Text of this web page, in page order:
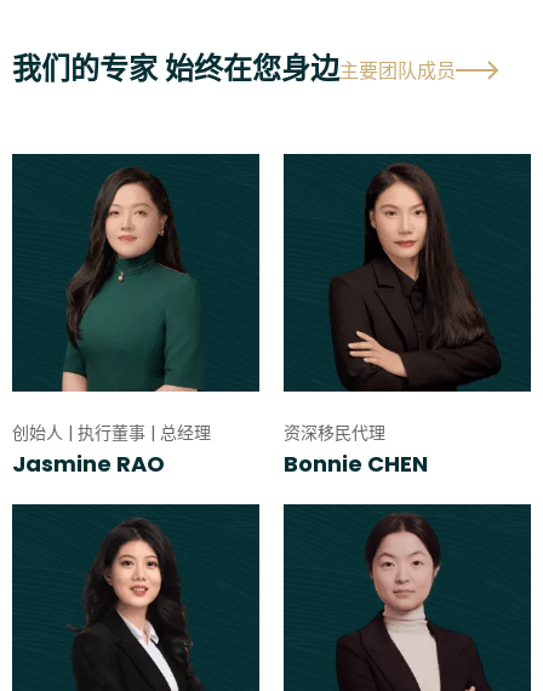
我们的专家 始终在您身边主要团队成员
创始人 | 执行董事 | 总经理
Jasmine RAO
资深移民代理
Bonnie CHEN